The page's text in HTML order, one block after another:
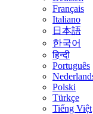
Français
Italiano
日本語
한국어
हिन्दी
Português
Polski
Türkçe
Tiếng Việt